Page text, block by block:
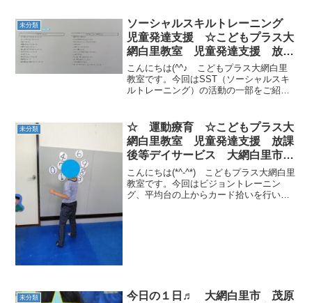
未分類
ソーシャルスキルトレーニング
児童発達支援 ☆こどもプラス大
網白里教室 児童発達支援 放課
後等デイサービス 大網白里市
茂原市 白子町
こんにちは(^^♪ こどもプラス大網白里
教室です。今回はSST（ソーシャルスキ
ルトレーニング）の活動の一部をご紹介
きました。対象児童について、「できて
いること」「できな...
未分類
☆ 運動療育 ☆こどもプラス大
網白里教室 児童発達支援 放課
後等デイサービス 大網白里市
茂原市 白子町
こんにちは(*^-^*) こどもプラス大網白里
教室です。今回はビジョントレーニン
グ、平均台の上からカード拾いを行いま
未分類
今日の１日♬ 大網白里市 茂原